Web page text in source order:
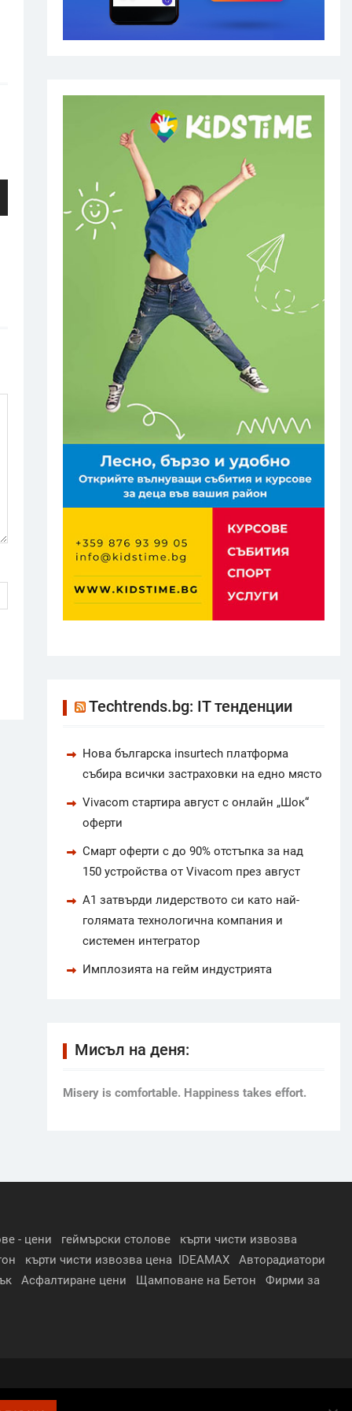
Techtrends.bg: IT тенденции
Нова българска insurtech платформа
събира всички застраховки на едно място
Vivacom стартира август с онлайн „Шок“
оферти
Смарт оферти с до 90% отстъпка за над
150 устройства от Vivacom през август
А1 затвърди лидерството си като най-
голямата технологична компания и
системен интегратор
Имплозията на гейм индустрията
Мисъл на деня:
Мisery is comfortable. Happiness takes effort.
- цени геймърски столове
кърти чисти извозва
кърти чисти извозва цена IDEAMAX
Авторадиатори
Асфалтиране цени Щамповане на Бетон Фирми за